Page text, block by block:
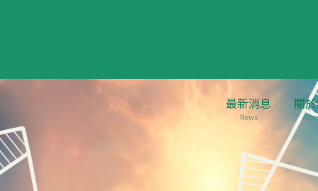
最新消息
News
關